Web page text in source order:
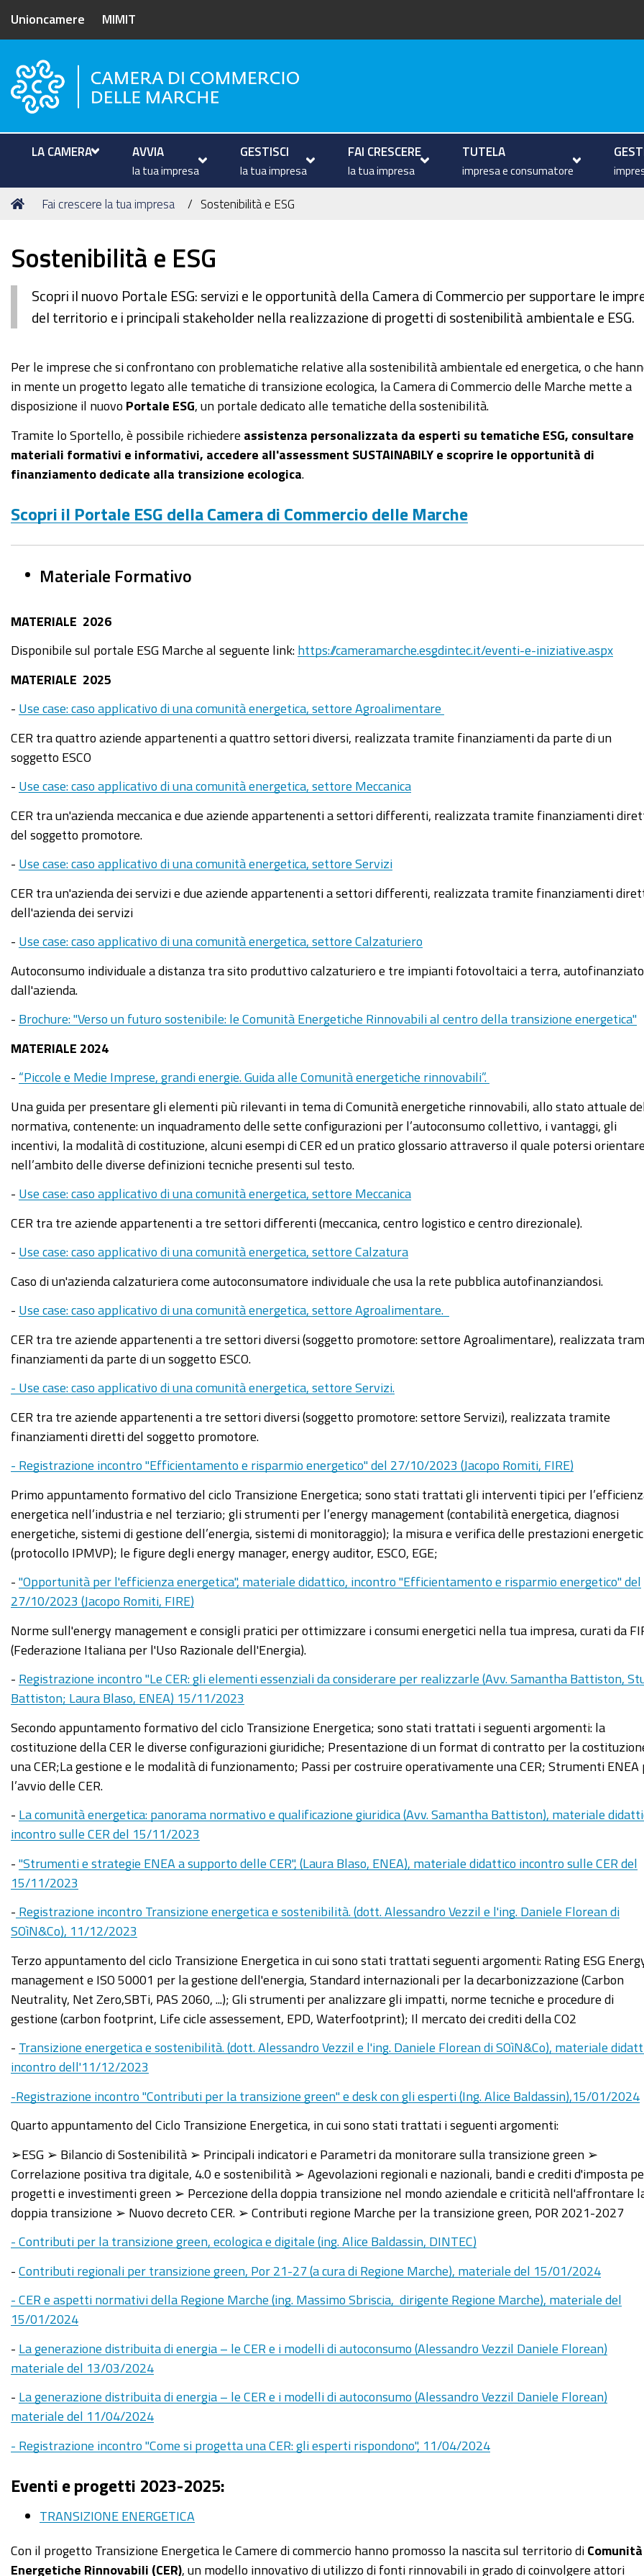
Unioncamere MIMIT
Camera di Commercio delle Marche
LA CAMERA AVVIA
la tua impresa
GESTISCI
la tua impresa
FAI CRESCERE
la tua impresa
TUTELA
impresa e consumatore
Tu
Home
Fai crescere la tua impresa Sostenibilità e ESG
Sostenibilità e ESG
Scopri il nuovo Portale ESG: servizi e le opportunità della Camera di Commercio per supportare le
del territorio e i principali stakeholder nella realizzazione di progetti di sostenibilità ambientale e ESG.
Per le imprese che si confrontano con problematiche relative alla sostenibilità ambientale ed energetica, o che
in mente un progetto legato alle tematiche di transizione ecologica, la Camera di Commercio delle Marche mette a
disposizione il nuovo Portale ESG , un portale dedicato alle tematiche della sostenibilità.
Tramite lo Sportello, è possibile richiedere assistenza personalizzata da esperti su tematiche ESG, consultare
materiali formativi e informativi, accedere all'assessment SUSTAINABILY e scoprire le opportunità di
finanziamento dedicate alla transizione ecologica
Scopri il Portale ESG della Camera di Commercio delle Marche
Materiale Formativo
MATERIALE 2026
Disponibile sul portale ESG Marche al seguente link: https://cameramarche.esgdintec.it/eventi-e-iniziative.aspx
MATERIALE 2025
- Use case: caso applicativo di una comunità energetica, settore Agroalimentare
CER tra quattro aziende appartenenti a quattro settori diversi, realizzata tramite finanziamenti da parte di un
soggetto ESCO
- Use case: caso applicativo di una comunità energetica, settore Meccanica
CER tra un'azienda meccanica e due aziende appartenenti a settori differenti, realizzata tramite finanziamenti
del soggetto promotore.
- Use case: caso applicativo di una comunità energetica, settore Servizi
CER tra un'azienda dei servizi e due aziende appartenenti a settori differenti, realizzata tramite finanziamenti
dell'azienda dei servizi
- Use case: caso applicativo di una comunità energetica, settore Calzaturiero
Autoconsumo individuale a distanza tra sito produttivo calzaturiero e tre impianti fotovoltaici a terra, autofinanziato
dall'azienda.
- Brochure: "Verso un futuro sostenibile: le Comunità Energetiche Rinnovabili al centro della transizione energetica"
MATERIALE 2024
- “Piccole e Medie Imprese, grandi energie. Guida alle Comunità energetiche rinnovabili”.
Una guida per presentare gli elementi più rilevanti in tema di Comunità energetiche rinnovabili, allo stato attuale
normativa, contenente: un inquadramento delle sette configurazioni per l’autoconsumo collettivo, i vantaggi, gli
incentivi, la modalità di costituzione, alcuni esempi di CER ed un pratico glossario attraverso il quale potersi orientare
nell’ambito delle diverse definizioni tecniche presenti sul testo.
- Use case: caso applicativo di una comunità energetica, settore Meccanica
CER tra tre aziende appartenenti a tre settori differenti (meccanica, centro logistico e centro direzionale).
- Use case: caso applicativo di una comunità energetica, settore Calzatura
Caso di un'azienda calzaturiera come autoconsumatore individuale che usa la rete pubblica autofinanziandosi.
- Use case: caso applicativo di una comunità energetica, settore Agroalimentare.
CER tra tre aziende appartenenti a tre settori diversi (soggetto promotore: settore Agroalimentare), realizzata
finanziamenti da parte di un soggetto ESCO.
- Use case: caso applicativo di una comunità energetica, settore Servizi.
CER tra tre aziende appartenenti a tre settori diversi (soggetto promotore: settore Servizi), realizzata tramite
finanziamenti diretti del soggetto promotore.
- Registrazione incontro "Efficientamento e risparmio energetico" del 27/10/2023 (Jacopo Romiti, FIRE)
Primo appuntamento formativo del ciclo Transizione Energetica; sono stati trattati gli interventi tipici per
energetica nell’industria e nel terziario; gli strumenti per l’energy management (contabilità energetica, diagnosi
energetiche, sistemi di gestione dell’energia, sistemi di monitoraggio); la misura e verifica delle prestazioni
(protocollo IPMVP); le figure degli energy manager, energy auditor, ESCO, EGE;
- "Opportunità per l'efficienza energetica", materiale didattico, incontro "Efficientamento e risparmio energetico" del
27/10/2023 (Jacopo Romiti, FIRE)
Norme sull'energy management e consigli pratici per ottimizzare i consumi energetici nella tua impresa, curati da
(Federazione Italiana per l'Uso Razionale dell'Energia).
- Registrazione incontro "Le CER: gli elementi essenziali da considerare per realizzarle (Avv. Samantha Battiston,
Battiston; Laura Blaso, ENEA) 15/11/2023
Secondo appuntamento formativo del ciclo Transizione Energetica; sono stati trattati i seguenti argomenti: la
costituzione della CER le diverse configurazioni giuridiche; Presentazione di un format di contratto per la
una CER;La gestione e le modalità di funzionamento; Passi per costruire operativamente una CER; Strumenti ENEA
l’avvio delle CER.
- La comunità energetica: panorama normativo e qualificazione giuridica (Avv. Samantha Battiston), materiale
incontro sulle CER del 15/11/2023
- "Strumenti e strategie ENEA a supporto delle CER", (Laura Blaso, ENEA), materiale didattico incontro sulle CER del
15/11/2023
- Registrazione incontro Transizione energetica e sostenibilità. (dott. Alessandro Vezzil e l'ing. Daniele Florean di
SOìN&Co), 11/12/2023
Terzo appuntamento del ciclo Transizione Energetica in cui sono stati trattati seguenti argomenti: Rating ESG
management e ISO 50001 per la gestione dell'energia, Standard internazionali per la decarbonizzazione (Carbon
Neutrality, Net Zero,SBTi, PAS 2060, ...); Gli strumenti per analizzare gli impatti, norme tecniche e procedure di
gestione (carbon footprint, Life cicle assessement, EPD, Waterfootprint); Il mercato dei crediti della CO2
- Transizione energetica e sostenibilità. (dott. Alessandro Vezzil e l'ing. Daniele Florean di SOìN&Co), materiale
incontro dell'11/12/2023
-Registrazione incontro "Contributi per la transizione green" e desk con gli esperti (Ing. Alice Baldassin),15/01/2024
Quarto appuntamento del Ciclo Transizione Energetica, in cui sono stati trattati i seguenti argomenti:
➢ESG ➢ Bilancio di Sostenibilità ➢ Principali indicatori e Parametri da monitorare sulla transizione green ➢
Correlazione positiva tra digitale, 4.0 e sostenibilità ➢ Agevolazioni regionali e nazionali, bandi e crediti d'imposta
progetti e investimenti green ➢ Percezione della doppia transizione nel mondo aziendale e criticità nell'affrontare
doppia transizione ➢ Nuovo decreto CER. ➢ Contributi regione Marche per la transizione green, POR 2021-2027
- Contributi per la transizione green, ecologica e digitale (ing. Alice Baldassin, DINTEC)
- Contributi regionali per transizione green, Por 21-27 (a cura di Regione Marche), materiale del 15/01/2024
- CER e aspetti normativi della Regione Marche (ing. Massimo Sbriscia, dirigente Regione Marche), materiale del
15/01/2024
- La generazione distribuita di energia – le CER e i modelli di autoconsumo (Alessandro Vezzil Daniele Florean)
materiale del 13/03/2024
- La generazione distribuita di energia – le CER e i modelli di autoconsumo (Alessandro Vezzil Daniele Florean)
materiale del 11/04/2024
- Registrazione incontro "Come si progetta una CER: gli esperti rispondono", 11/04/2024
Eventi e progetti 2023-2025:
TRANSIZIONE ENERGETICA
Con il progetto Transizione Energetica le Camere di commercio hanno promosso la nascita sul territorio di Comunità
Energetiche Rinnovabili (CER) , un modello innovativo di utilizzo di fonti rinnovabili in grado di coinvolgere attori